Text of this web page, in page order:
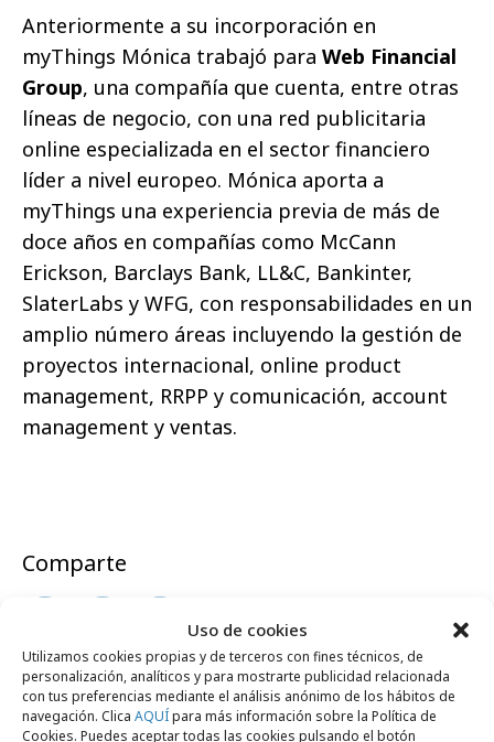
Uso de cookies
Utilizamos cookies propias y de terceros con fines técnicos, de
personalización, analíticos y para mostrarte publicidad relacionada
con tus preferencias mediante el análisis anónimo de los hábitos de
navegación. Clica AQUÍpara más información sobre la Política de
Cookies. Puedes aceptar todas las cookies pulsando el botón
Anteriormente a su incorporación en
myThings Mónica trabajó para Web Financial
Group, una compañía que cuenta, entre otras
líneas de negocio, con una red publicitaria
online especializada en el sector financiero
líder a nivel europeo. Mónica aporta a
myThings una experiencia previa de más de
doce años en compañías como McCann
Erickson, Barclays Bank, LL&C, Bankinter,
SlaterLabs y WFG, con responsabilidades en un
amplio número áreas incluyendo la gestión de
proyectos internacional, online product
management, RRPP y comunicación, account
management y ventas.
Comparte
Noticias Relacionadas